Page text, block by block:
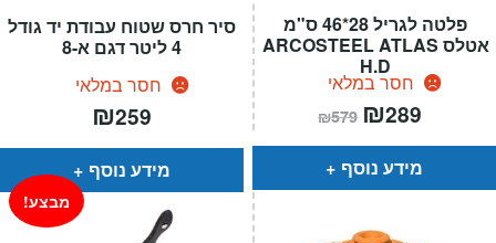
סיר חרס שטוח עבודת יד גודל
4 ליטר דגם א-8
חסר במלאי
₪259
מידע נוסף
פלטה לגריל 28*46 ס"מ
אטלס ARCOSTEEL ATLAS
H.D
חסר במלאי
₪579 המחיר
המקורי
היה:
₪579.
₪289
הוא:
מידע נוסף
מבצע!